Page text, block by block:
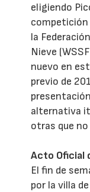
eligiendo
competición
la
Nieve
nuevo en
previo de
alternativa
otras que
Acto Oficial
El fin de
por la villa